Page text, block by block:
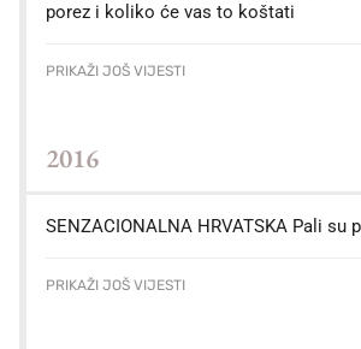
porez i koliko će vas to koštati
PRIKAŽI JOŠ VIJESTI
2016
SENZACIONALNA HRVATSKA Pali su
PRIKAŽI JOŠ VIJESTI